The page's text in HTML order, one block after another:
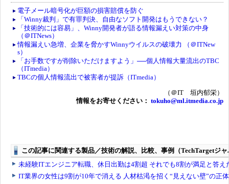
電子メール暗号化が巨額の損害賠償を防ぐ
「Winny裁判」で有罪判決、自由なソフト開発はもうできない？
「技術的には容易」、Winny開発者が語る情報漏えい対策の中身
（＠ITNews）
情報漏えい急増、企業を脅かすWinnyウイルスの破壊力 （＠ITNew
s）
「お手数ですが削除いただけますよう」──個人情報大量流出のTBC
（ITmedia）
TBCの個人情報流出で被害者が提訴（ITmedia）
（＠IT 垣内郁栄）
情報をお寄せください： tokuho@ml.itmedia.co.jp